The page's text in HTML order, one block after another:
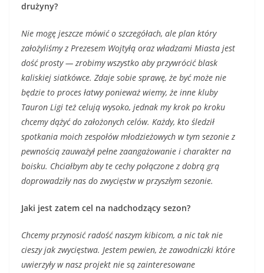
drużyny?
Nie mogę jeszcze mówić o szczegółach, ale plan który
założyliśmy z Prezesem Wojtyłą oraz władzami Miasta jest
dość prosty — zrobimy wszystko aby przywrócić blask
kaliskiej siatkówce. Zdaje sobie sprawę, że być może nie
będzie to proces łatwy ponieważ wiemy, że inne kluby
Tauron Ligi też celują wysoko, jednak my krok po kroku
chcemy dążyć do założonych celów. Każdy, kto śledził
spotkania moich zespołów młodzieżowych w tym sezonie z
pewnością zauważył pełne zaangażowanie i charakter na
boisku. Chciałbym aby te cechy połączone z dobrą grą
doprowadziły nas do zwycięstw w przyszłym sezonie.
Jaki jest zatem cel na nadchodzący sezon?
Chcemy przynosić radość naszym kibicom, a nic tak nie
cieszy jak zwycięstwa. Jestem pewien, że zawodniczki które
uwierzyły w nasz projekt nie są zainteresowane